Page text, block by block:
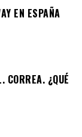
EN ESPAÑA
CORREA. ¿QUÉ